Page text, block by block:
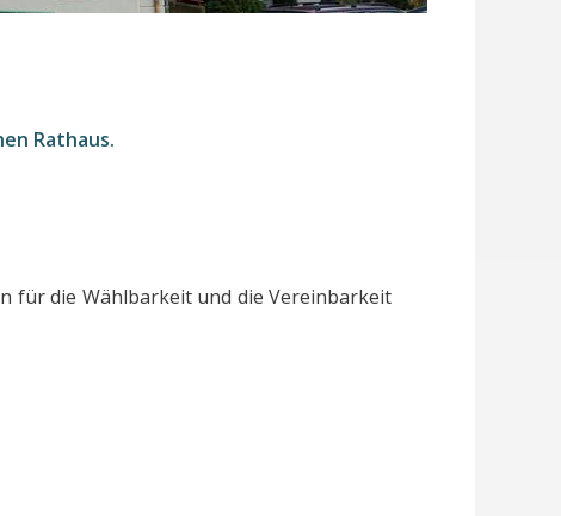
Rathaus.
für die Wählbarkeit und die Vereinbarkeit